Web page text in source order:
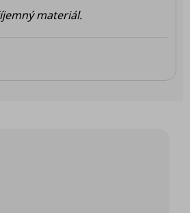
materiál.